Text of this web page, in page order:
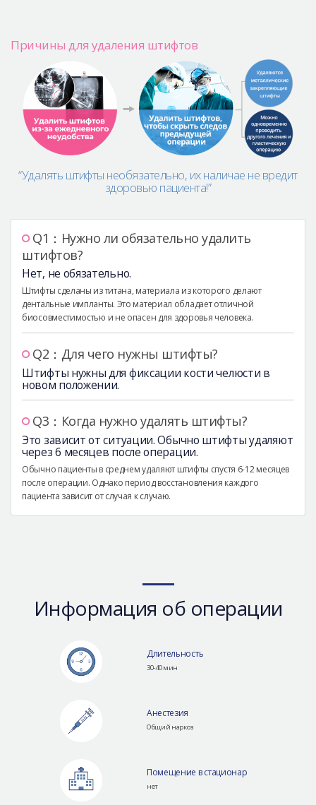
Причины для удаления штифтов
“Удалять штифты необязательно, их наличае не вредит
здоровью пациента!”
Q1：Нужно ли обязательно удалить
штифтов?
Нет, не обязательно.
Штифты сделаны из титана, материала из которого делают
дентальные импланты. Это материал обладает отличной
биосовместимостью и не опасен для здоровья человека.
Q2：Для чего нужны штифты?
Штифты нужны для фиксации кости челюсти в
новом положении.
Q3：Когда нужно удалять штифты?
Это зависит от ситуации. Обычно штифты удаляют
через 6 месяцев после операции.
Обычно пациенты в среднем удаляют штифты спустя 6-12 месяцев
после операции. Однако период восстановления каждого
пациента зависит от случая к случаю.
Информация об операции
Длительность
30-40 мин
Анестезия
Общий наркоз
Помещение в стационар
нет